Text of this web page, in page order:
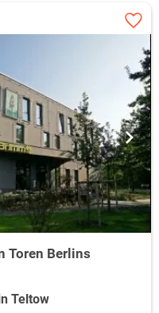
Toren Berlins
Teltow